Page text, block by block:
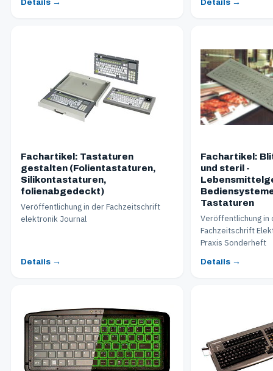
Details → Details →
Fachartikel: Tastaturen
gestalten (Folientastaturen,
Silikontastaturen,
folienabgedeckt)
Veröffentlichung in der Fachzeitschrift
elektronik Journal
Details →
Fachartikel:
und steril -
Tastaturen
Veröffentlichung in
Fachzeitschrift
Praxis Sonderheft
Details →